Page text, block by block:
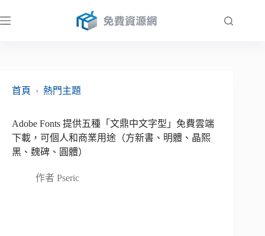
至
首頁
› 熱門主題
Adobe Fonts 提供五種「文鼎中文字型」免費雲端
下載，可個人和商業用途（方新書、明體、晶熙
黑、魏碑、圓體）
作者 Pseric